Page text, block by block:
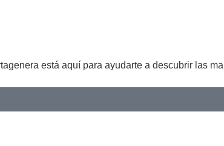
está aquí para ayudarte a descubrir las